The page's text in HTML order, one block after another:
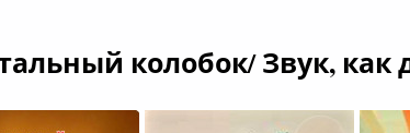
колобок/ Звук, как